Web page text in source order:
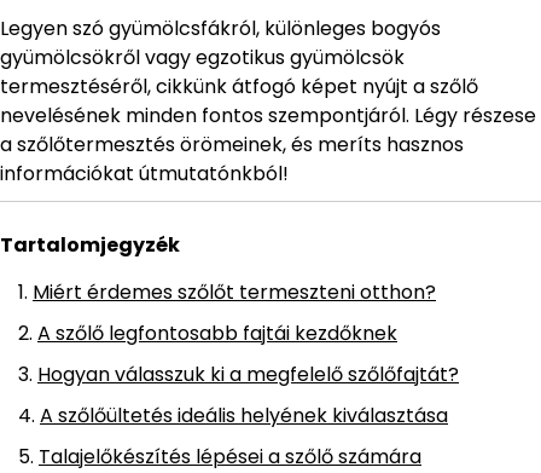
Legyen szó gyümölcsfákról, különleges bogyós
gyümölcsökről vagy egzotikus gyümölcsök
termesztéséről, cikkünk átfogó képet nyújt a szőlő
nevelésének minden fontos szempontjáról. Légy részese
a szőlőtermesztés örömeinek, és meríts hasznos
információkat útmutatónkból!
Tartalomjegyzék
Miért érdemes szőlőt termeszteni otthon?
A szőlő legfontosabb fajtái kezdőknek
Hogyan válasszuk ki a megfelelő szőlőfajtát?
A szőlőültetés ideális helyének kiválasztása
Talajelőkészítés lépései a szőlő számára